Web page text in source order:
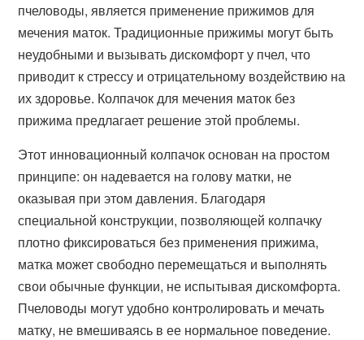
пчеловоды, является применение прижимов для
мечения маток. Традиционные прижимы могут быть
неудобными и вызывать дискомфорт у пчел, что
приводит к стрессу и отрицательному воздействию на
их здоровье. Колпачок для мечения маток без
прижима предлагает решение этой проблемы.
Этот инновационный колпачок основан на простом
принципе: он надевается на голову матки, не
оказывая при этом давления. Благодаря
специальной конструкции, позволяющей колпачку
плотно фиксироваться без применения прижима,
матка может свободно перемещаться и выполнять
свои обычные функции, не испытывая дискомфорта.
Пчеловоды могут удобно контролировать и мечать
матку, не вмешиваясь в ее нормальное поведение.